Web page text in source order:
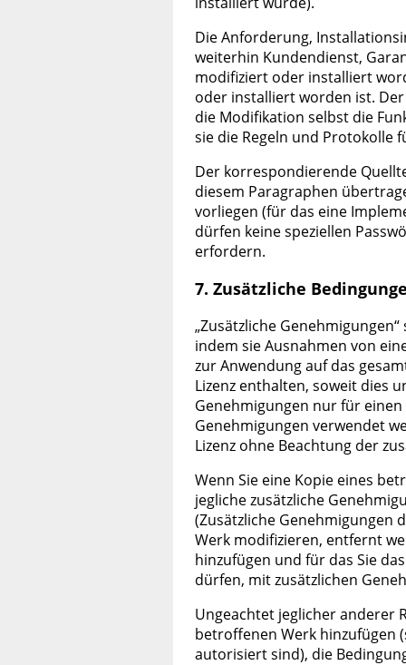
Die Anforderung,
weiterhin Kundendienst,
modifiziert oder installiert
oder installiert worden ist.
die Modifikation selbst die
sie die Regeln und Protokolle
Der korrespondierende
diesem Paragraphen
vorliegen (für das eine
dürfen keine speziellen
erfordern.
7. Zusätzliche
„Zusätzliche
indem sie Ausnahmen von
zur Anwendung auf das
Lizenz enthalten, soweit dies
Genehmigungen nur für
Genehmigungen verwendet
Lizenz ohne Beachtung der
Wenn Sie eine Kopie eines
jegliche zusätzliche
(Zusätzliche Genehmigungen
Werk modifizieren, entfernt
hinzufügen und für das Sie
dürfen, mit zusätzlichen
Ungeachtet jeglicher anderer
betroffenen Werk hinzufügen
autorisiert sind), die